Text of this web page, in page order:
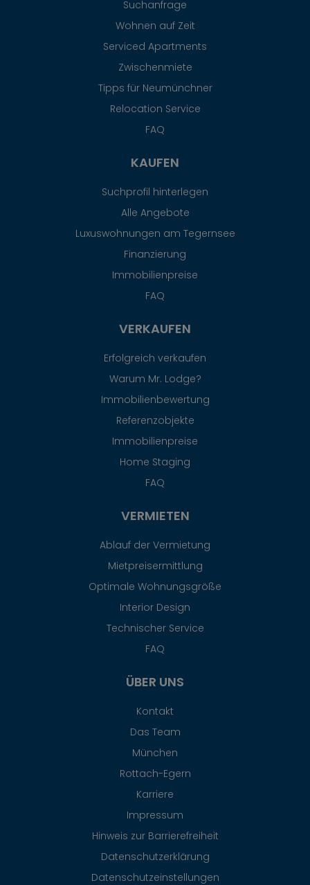
Suchanfrage
Wohnen auf Zeit
Serviced Apartments
Zwischenmiete
Tipps für Neumünchner
Relocation Service
FAQ
KAUFEN
Suchprofil hinterlegen
Alle Angebote
Luxuswohnungen am Tegernsee
Finanzierung
Immobilienpreise
FAQ
VERKAUFEN
Erfolgreich verkaufen
Warum Mr. Lodge?
Immobilienbewertung
Referenzobjekte
Immobilienpreise
Home Staging
FAQ
VERMIETEN
Ablauf der Vermietung
Mietpreisermittlung
Optimale Wohnungsgröße
Interior Design
Technischer Service
FAQ
ÜBER UNS
Kontakt
Das Team
München
Rottach-Egern
Karriere
Impressum
Hinweis zur Barrierefreiheit
Datenschutzerklärung
Datenschutzeinstellungen